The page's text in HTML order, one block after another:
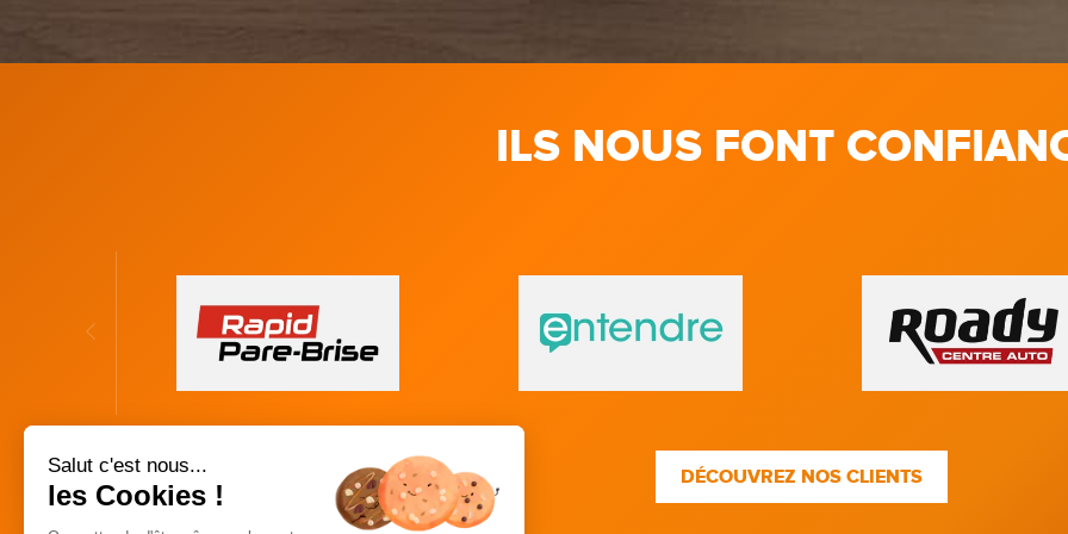
ILS NOUS FONT
DÉCOUVREZ NOS CLIENTS
Salut c'est nous...
les Cookies !